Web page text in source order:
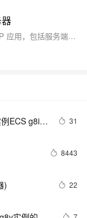
本文介绍了如何使用 mcp-go 构建一个完整的 MCP 应用，包括服务端和客户端两部分。 - 服务端支持注册工具（Tool）、资源（Resource）和提示词（Prompt），并可通过 stdio 或 sse 模式对外提供服务； - 客户端通过 stdio 连接服务器，支持初始化、列出服务内容、调用远程工具等操作。
ECS g8i正
31
8443
) 22